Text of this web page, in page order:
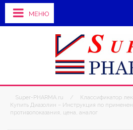
МЕНЮ
Super-PHARMA.ru / Классификатор
Купить Диазолин – Инструкция по
противопоказания, цена, аналог